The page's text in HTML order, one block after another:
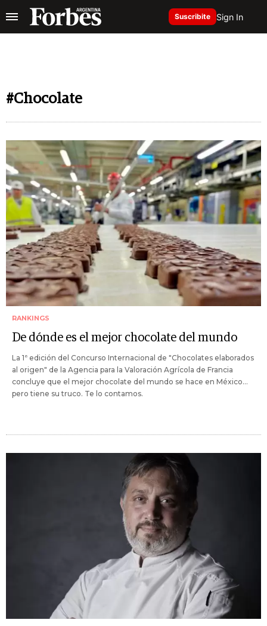
Suscribite Sign In
#Chocolate
RANKINGS
De dónde es el mejor chocolate del mundo
La 1ª edición del Concurso Internacional de "Chocolates elaborados
al origen" de la Agencia para la Valoración Agrícola de Francia
concluye que el mejor chocolate del mundo se hace en México...
pero tiene su truco. Te lo contamos.